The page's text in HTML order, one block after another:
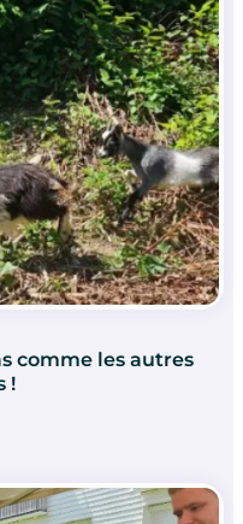
comme les autres
!